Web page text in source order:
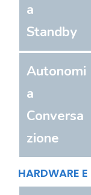
a
Standby
Autonomi
a
Conversa
zione
HARDWARE